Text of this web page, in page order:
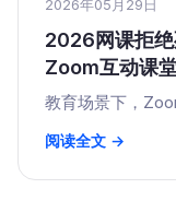
2026年05月29日
2026网课拒
Zoom互动课
教育场景下，
阅读全文 →